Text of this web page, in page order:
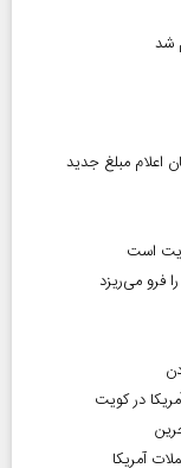
شد
اعلام مبلغ جدید
است
فرو می‌ریزد
در کویت
آمریکا